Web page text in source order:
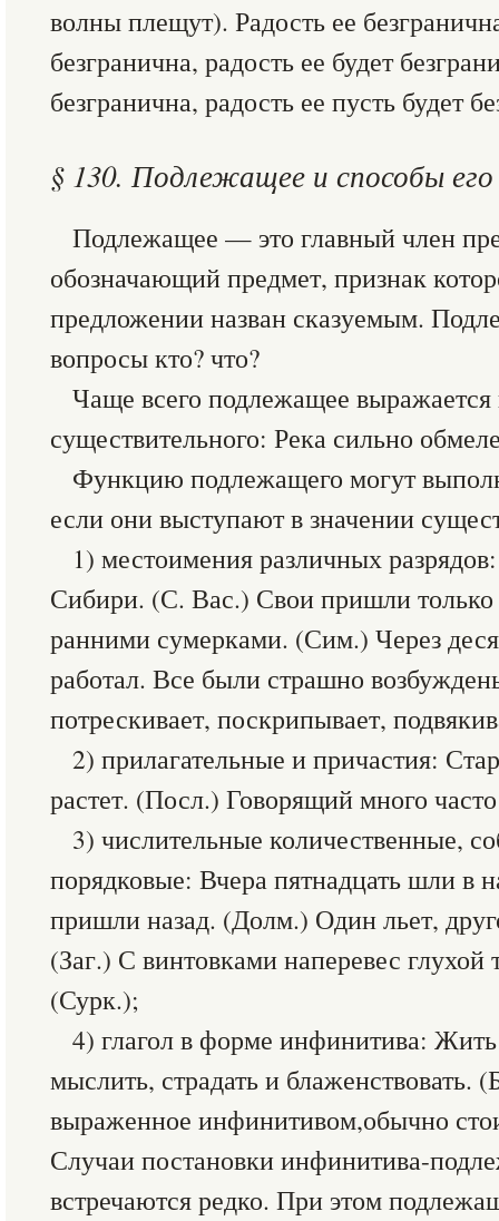
волны плещут). Радость ее
безгранична, радость ее будет
безгранична, радость ее пусть будет
§ 130. Подлежащее и способы
Подлежащее — это главный член
обозначающий предмет, признак
предложении назван сказуемым.
вопросы кто? что?
Чаще всего подлежащее
существительного: Река сильно
Функцию подлежащего могут
если они выступают в значении
1) местоимения различных
Сибири. (С. Вас.) Свои пришли только
ранними сумерками. (Сим.) Через
работал. Все были страшно
потрескивает, поскрипывает,
2) прилагательные и причастия:
растет. (Посл.) Говорящий много
3) числительные количественные,
порядковые: Вчера пятнадцать шли в
пришли назад. (Долм.) Один льет,
(Заг.) С винтовками наперевес
(Сурк.);
4) глагол в форме инфинитива:
мыслить, страдать и блаженствовать.
выраженное инфинитивом,обычно
Случаи постановки инфинитива-
встречаются редко. При этом